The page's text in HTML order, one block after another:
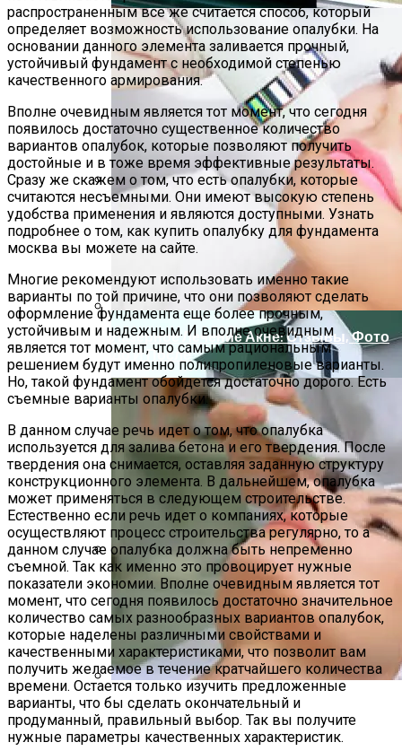
Способы Выпуска Современных
Сэндвич-Панелей
Насколько Важно Получение
Разрешения На Реконструкцию?
Лазерное Лечение Акне: Отзывы, Фото
До И После
Ультразвуковая Чистка Лица:
Противопоказания И Отзывы О
Процедуре
распространенным все же считается способ, который
определяет возможность использование опалубки. На
основании данного элемента заливается прочный,
устойчивый фундамент с необходимой степенью
качественного армирования.
Вполне очевидным является тот момент, что сегодня
появилось достаточно существенное количество
вариантов опалубок, которые позволяют получить
достойные и в тоже время эффективные результаты.
Сразу же скажем о том, что есть опалубки, которые
считаются несъемными. Они имеют высокую степень
удобства применения и являются доступными. Узнать
подробнее о том, как купить опалубку для фундамента
москва вы можете на сайте.
Многие рекомендуют использовать именно такие
варианты по той причине, что они позволяют сделать
оформление фундамента еще более прочным,
устойчивым и надежным. И вполне очевидным
является тот момент, что самым рациональным
решением будут именно полипропиленовые варианты.
Но, такой фундамент обойдется достаточно дорого. Есть
съемные варианты опалубки.
В данном случае речь идет о том, что опалубка
используется для залива бетона и его твердения. После
твердения она снимается, оставляя заданную структуру
конструкционного элемента. В дальнейшем, опалубка
может применяться в следующем строительстве.
Естественно если речь идет о компаниях, которые
осуществляют процесс строительства регулярно, то а
данном случае опалубка должна быть непременно
съемной. Так как именно это провоцирует нужные
показатели экономии. Вполне очевидным является тот
момент, что сегодня появилось достаточно значительное
количество самых разнообразных вариантов опалубок,
которые наделены различными свойствами и
качественными характеристиками, что позволит вам
получить желаемое в течение кратчайшего количества
времени. Остается только изучить предложенные
варианты, что бы сделать окончательный и
продуманный, правильный выбор. Так вы получите
нужные параметры качественных характеристик.